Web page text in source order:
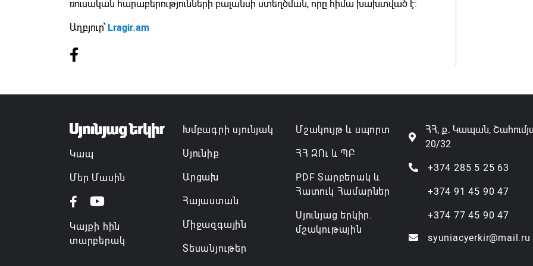
ռուսական հարաբերությունների բալանսի ստեղծման, որը հիմա խախտված է:
Աղբյուր՝ Lragir.am
Կապ
Մեր Մասին
Կայքի հին
տարբերակ
Խմբագրի սյունյակ
Սյունիք
Արցախ
Հայաստան
Միջազգային
Տեսանյութեր
Մշակույթ և սպորտ
ՀՀ ԶՈւ և ՊԲ
PDF Տարբերակ և
Հատուկ Համարներ
Սյունյաց երկիր.
մշակութային
ՀՀ, ք․ Կապան,
20/32
+374 285 5 25 63
+374 91 45 90 47
+374 77 45 90 47
syuniacyerkir@mail.ru